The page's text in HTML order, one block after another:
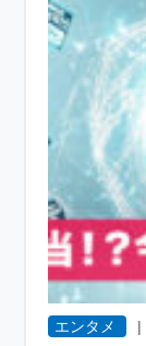
エンタメ |